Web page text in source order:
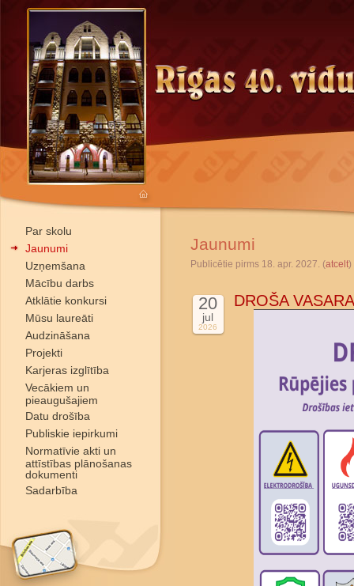
Par skolu
Jaunumi
Uzņemšana
Mācību darbs
Atklātie konkursi
Mūsu laureāti
Audzināšana
Projekti
Karjeras izglītība
Vecākiem un
pieaugušajiem
Datu drošība
Publiskie iepirkumi
Normatīvie akti un
attīstības plānošanas
dokumenti
Sadarbība
Jaunumi
Publicētie pirms 18. apr. 2027. (atcelt)
20
jul
2026
DROŠA